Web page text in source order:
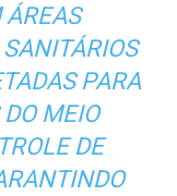
ÁREAS
PARA
MEIO
DE